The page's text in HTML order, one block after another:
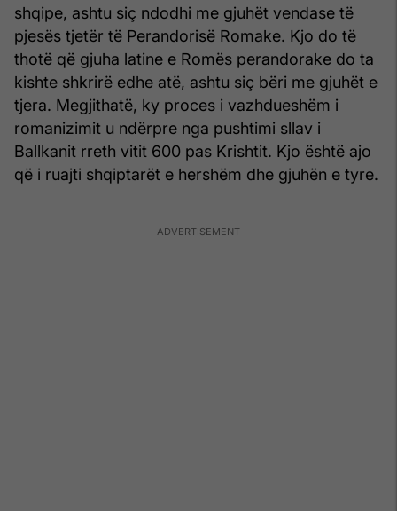
shqipe, ashtu siç ndodhi me gjuhët vendase të
pjesës tjetër të Perandorisë Romake. Kjo do të
thotë që gjuha latine e Romës perandorake do ta
kishte shkrirë edhe atë, ashtu siç bëri me gjuhët e
tjera. Megjithatë, ky proces i vazhdueshëm i
romanizimit u ndërpre nga pushtimi sllav i
Ballkanit rreth vitit 600 pas Krishtit. Kjo është ajo
që i ruajti shqiptarët e hershëm dhe gjuhën e tyre.